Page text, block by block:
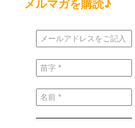
メルマガを購読♪
メ
ー
ル
ド
レ
ス
ご
記
入
だ
苗
字
*
名
前
*